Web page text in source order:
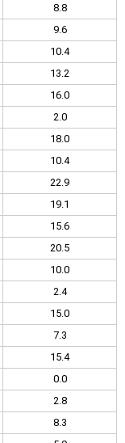
8.8
9.6
10.4
13.2
16.0
2.0
18.0
10.4
22.9
19.1
15.6
20.5
10.0
2.4
15.0
7.3
15.4
0.0
2.8
8.3